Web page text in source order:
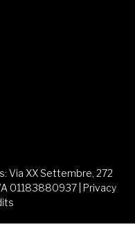
Via XX Settembre, 272
01183880937 | Privacy